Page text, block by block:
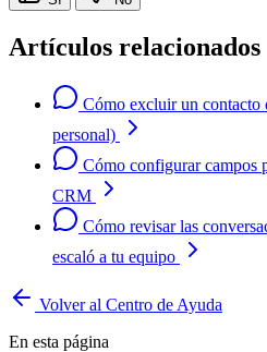
Artículos relacionados
Cómo excluir un
personal)
Cómo configurar campos
CRM
Cómo revisar las
escaló a tu equipo
Volver al Centro de Ayuda
En esta página